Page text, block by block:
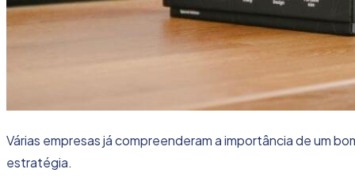
Várias empresas já compreenderam a importância de um
estratégia.